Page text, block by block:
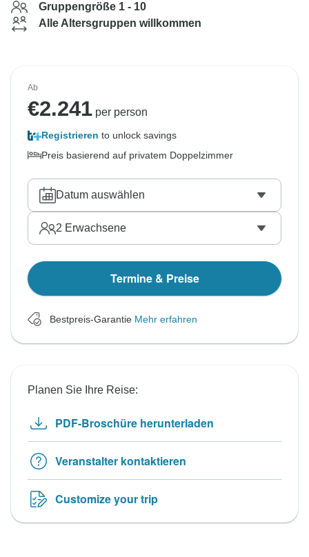
Gruppengröße 1 - 10
Alle Altersgruppen willkommen
Ab
€2.241 per person
Registrieren to unlock savings
Preis basierend auf privatem Doppelzimmer
Datum auswählen
2 Erwachsene
Termine & Preise
Bestpreis-Garantie Mehr erfahren
Planen Sie Ihre Reise:
PDF-Broschüre herunterladen
Veranstalter kontaktieren
Customize your trip